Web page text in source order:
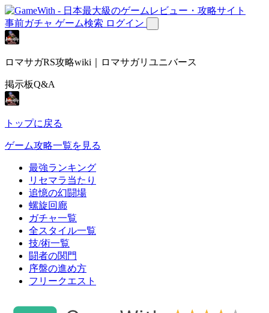
事前ガチャ ゲーム検索 ログイン
ロマサガRS攻略wiki｜ロマサガリユニバース
掲示板Q&A
トップに戻る
ゲーム攻略一覧を見る
最強ランキング
リセマラ当たり
追憶の幻闘場
螺旋回廊
ガチャ一覧
全スタイル一覧
技/術一覧
闘者の関門
序盤の進め方
フリークエスト